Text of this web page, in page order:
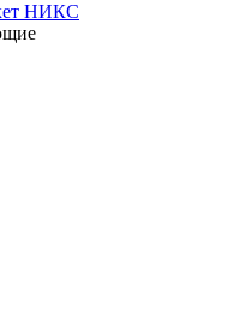
НИКС